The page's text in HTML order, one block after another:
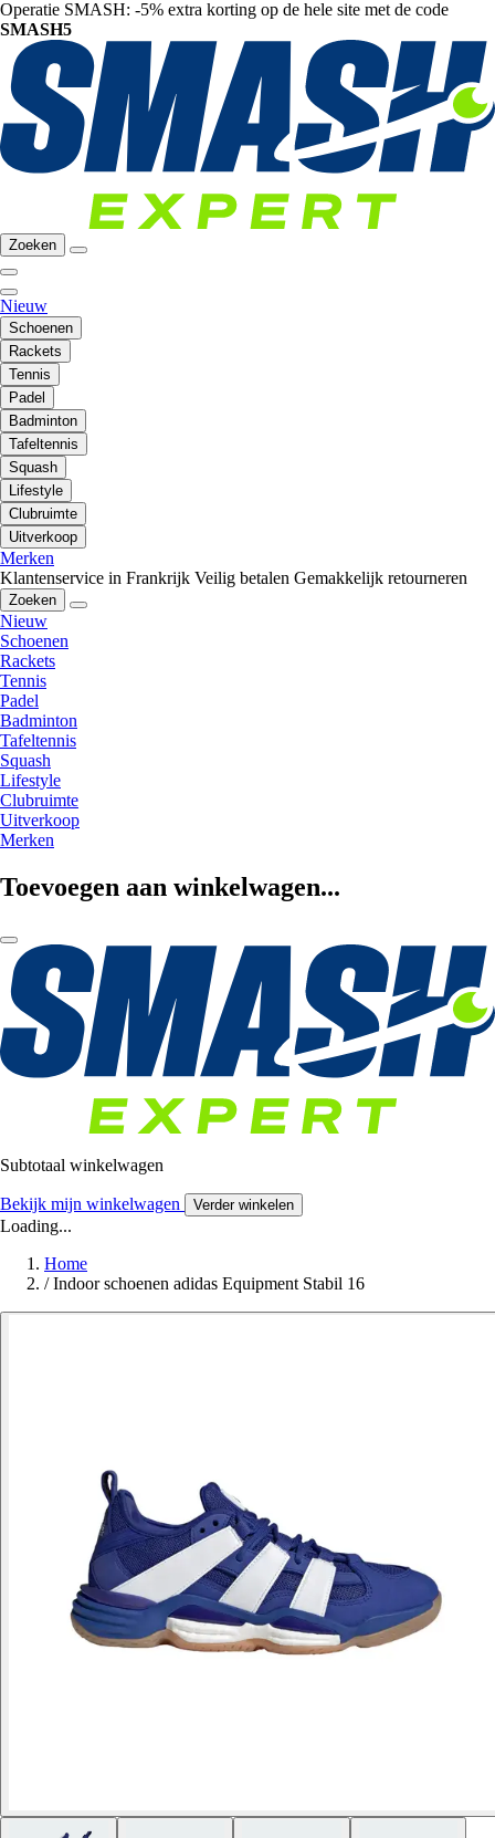
Operatie SMASH: -5% extra korting op de hele site met de code
SMASH5
Zoeken
Nieuw
Schoenen
Rackets
Tennis
Padel
Badminton
Tafeltennis
Squash
Lifestyle
Clubruimte
Uitverkoop
Merken
Klantenservice in Frankrijk Veilig betalen Gemakkelijk retourneren
Zoeken
Nieuw
Schoenen
Rackets
Tennis
Padel
Badminton
Tafeltennis
Squash
Lifestyle
Clubruimte
Uitverkoop
Merken
Toevoegen aan winkelwagen...
Subtotaal winkelwagen
Bekijk mijn winkelwagen Verder winkelen
Loading...
Home
/ Indoor schoenen adidas Equipment Stabil 16